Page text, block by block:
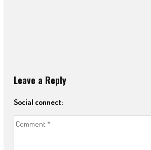
Leave a Reply
Social connect: